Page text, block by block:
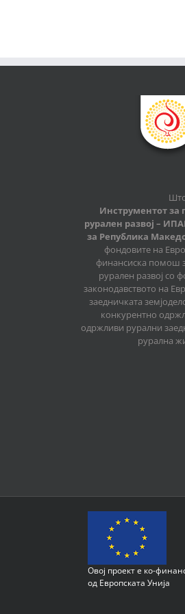
Инструментот за
рурален развој –
за Република
фондовите на
финансиска помош
рурален развој со
законодавството на
заедничката
конкурентно
одржливи рурални
рурална
Овој проект е ко-
од Европската Унија